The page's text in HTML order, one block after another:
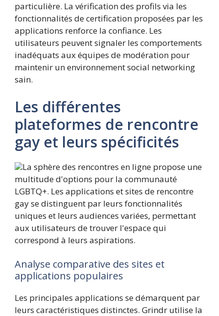
particulière. La vérification des profils via les
fonctionnalités de certification proposées par les
applications renforce la confiance. Les
utilisateurs peuvent signaler les comportements
inadéquats aux équipes de modération pour
maintenir un environnement social networking
sain.
Les différentes
plateformes de rencontre
gay et leurs spécificités
La sphère des rencontres en ligne propose une
multitude d'options pour la communauté
LGBTQ+. Les applications et sites de rencontre
gay se distinguent par leurs fonctionnalités
uniques et leurs audiences variées, permettant
aux utilisateurs de trouver l'espace qui
correspond à leurs aspirations.
Analyse comparative des sites et
applications populaires
Les principales applications se démarquent par
leurs caractéristiques distinctes. Grindr utilise la